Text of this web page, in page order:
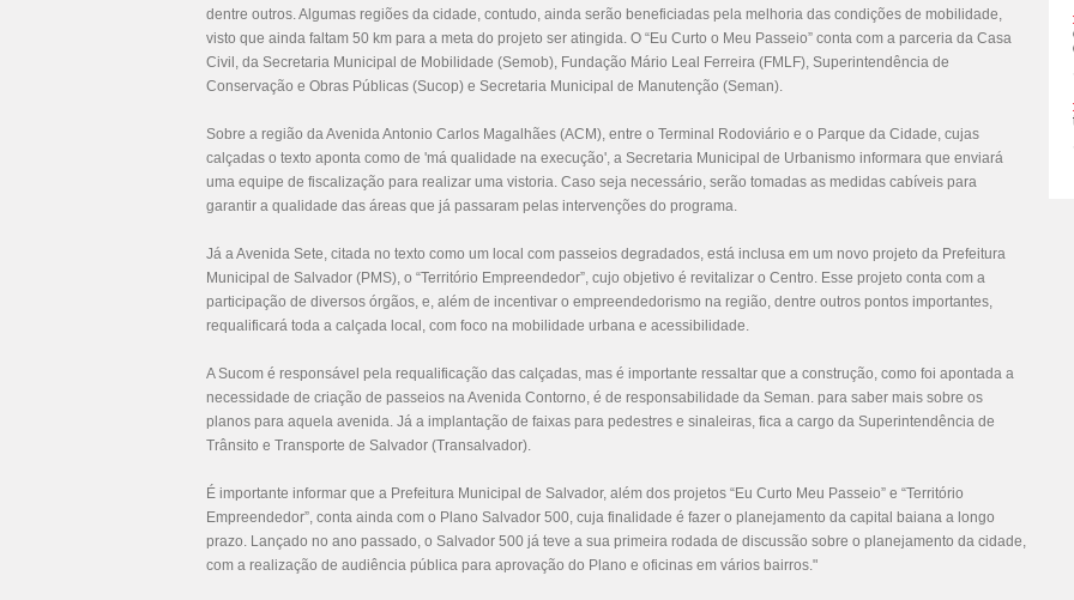
dentre outros. Algumas regiões da cidade, contudo, ainda serão beneficiadas pela melhoria das condições de mobilidade,
visto que ainda faltam 50 km para a meta do projeto ser atingida. O “Eu Curto o Meu Passeio” conta com a parceria da Casa
Civil, da Secretaria Municipal de Mobilidade (Semob), Fundação Mário Leal Ferreira (FMLF), Superintendência de
Conservação e Obras Públicas (Sucop) e Secretaria Municipal de Manutenção (Seman).
Sobre a região da Avenida Antonio Carlos Magalhães (ACM), entre o Terminal Rodoviário e o Parque da Cidade, cujas
calçadas o texto aponta como de 'má qualidade na execução', a Secretaria Municipal de Urbanismo informara que enviará
uma equipe de fiscalização para realizar uma vistoria. Caso seja necessário, serão tomadas as medidas cabíveis para
garantir a qualidade das áreas que já passaram pelas intervenções do programa.
Já a Avenida Sete, citada no texto como um local com passeios degradados, está inclusa em um novo projeto da Prefeitura
Municipal de Salvador (PMS), o “Território Empreendedor”, cujo objetivo é revitalizar o Centro. Esse projeto conta com a
participação de diversos órgãos, e, além de incentivar o empreendedorismo na região, dentre outros pontos importantes,
requalificará toda a calçada local, com foco na mobilidade urbana e acessibilidade.
A Sucom é responsável pela requalificação das calçadas, mas é importante ressaltar que a construção, como foi apontada a
necessidade de criação de passeios na Avenida Contorno, é de responsabilidade da Seman. para saber mais sobre os
planos para aquela avenida. Já a implantação de faixas para pedestres e sinaleiras, fica a cargo da Superintendência de
Trânsito e Transporte de Salvador (Transalvador).
É importante informar que a Prefeitura Municipal de Salvador, além dos projetos “Eu Curto Meu Passeio” e “Território
Empreendedor”, conta ainda com o Plano Salvador 500, cuja finalidade é fazer o planejamento da capital baiana a longo
prazo. Lançado no ano passado, o Salvador 500 já teve a sua primeira rodada de discussão sobre o planejamento da cidade,
com a realização de audiência pública para aprovação do Plano e oficinas em vários bairros."